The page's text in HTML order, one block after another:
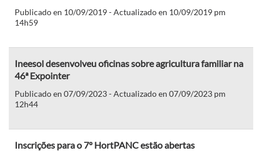
Publicado en 10/09/2019 - Actualizado en 10/09/2019 pm
14h59
Ineesol desenvolveu oficinas sobre agricultura familiar na
46ª Expointer
Publicado en 07/09/2023 - Actualizado en 07/09/2023 pm
12h44
Inscrições para o 7º HortPANC estão abertas